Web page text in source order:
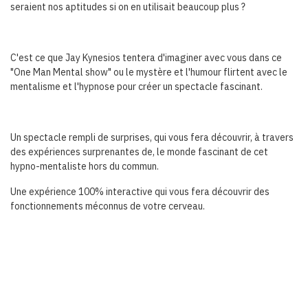
seraient nos aptitudes si on en utilisait beaucoup plus ?
C'est ce que Jay Kynesios tentera d'imaginer avec vous dans ce
"One Man Mental show" ou le mystère et l'humour flirtent avec le
mentalisme et l'hypnose pour créer un spectacle fascinant.
Un spectacle rempli de surprises, qui vous fera découvrir, à travers
des expériences surprenantes de, le monde fascinant de cet
hypno-mentaliste hors du commun.
Une expérience 100% interactive qui vous fera découvrir des
fonctionnements méconnus de votre cerveau.